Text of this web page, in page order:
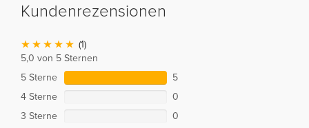
Kundenrezensionen
(1)
5,0 von 5 Sternen
5 Sterne
5
4 Sterne
0
3 Sterne
0